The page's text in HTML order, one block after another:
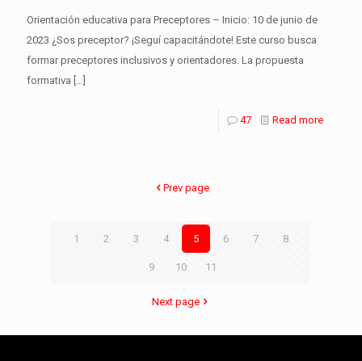
Orientación educativa para Preceptores – Inicio: 10 de junio de
2023 ¿Sos preceptor? ¡Seguí capacitándote! Este curso busca
formar preceptores inclusivos y orientadores. La propuesta
formativa […]
47 Read more
Prev page
1 2 3 4 5 6 7 8
9 10 11
Next page